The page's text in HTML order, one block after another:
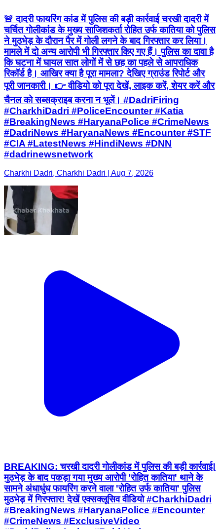
🚨 दादरी फायरिंग कांड में पुलिस की बड़ी कार्रवाई चरखी दादरी में
चर्चित गोलीकांड के मुख्य साजिशकर्ता रोहित उर्फ कातिया को पुलिस
ने मुठभेड़ के दौरान पैर में गोली लगने के बाद गिरफ्तार कर लिया।
मामले में दो अन्य आरोपी भी गिरफ्तार किए गए हैं। पुलिस का दावा है
कि घटना में घायल सात लोगों में से छह का पहले से आपराधिक
रिकॉर्ड है। आखिर क्या है पूरा मामला? देखिए ग्राउंड रिपोर्ट और
पूरी जानकारी। 👉 वीडियो को पूरा देखें, लाइक करें, शेयर करें और
चैनल को सब्सक्राइब करना न भूलें। #DadriFiring
#CharkhiDadri #PoliceEncounter #Katia
#BreakingNews #HaryanaPolice #CrimeNews
#DadriNews #HaryanaNews #Encounter #STF
#CIA #LatestNews #HindiNews #DNN
#dadrinewsnetwork
Charkhi Dadri, Charkhi Dadri | Aug 7, 2026
BREAKING: चरखी दादरी गोलीकांड में पुलिस की बड़ी कार्रवाई!
मुठभेड़ के बाद पकड़ा गया मुख्य आरोपी 'रोहित कातिया' थाने के
सामने अंधाधुंध फायरिंग करने वाला 'रोहित उर्फ कातिया' पुलिस
मुठभेड़ में गिरफ्तार! देखें एक्सक्लूसिव वीडियो #CharkhiDadri
#BreakingNews #HaryanaPolice #Encounter
#CrimeNews #ExclusiveVideo